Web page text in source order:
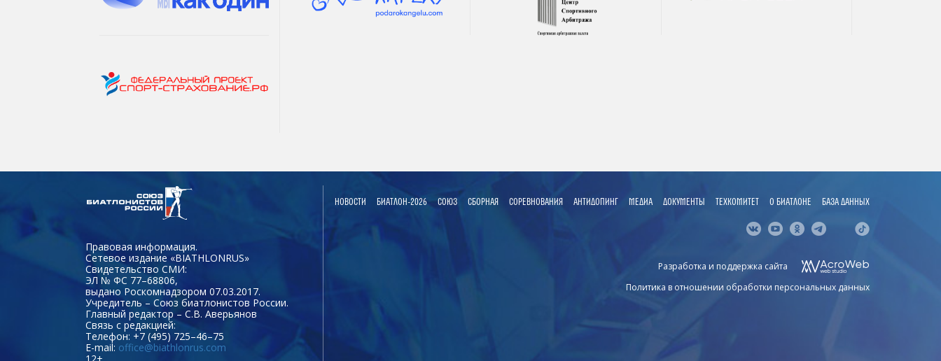
Правовая информация.
Сетевое издание «BIATHLONRUS»
Свидетельство СМИ:
ЭЛ № ФС 77–68806,
выдано Роскомнадзором 07.03.2017.
Учредитель – Союз биатлонистов России.
Главный редактор – С.В. Аверьянов
Связь с редакцией:
Телефон: +7 (495) 725–46–75
E-mail: office@biathlonrus.com
НОВОСТИ БИАТЛОН-2026 СОЮЗ СБОРНАЯ СОРЕВНОВАНИЯ АНТИДОПИНГ МЕДИА ДОКУМЕНТЫ ТЕХКОМИТЕТ О БИАТЛОНЕ БАЗА ДАННЫХ
Разработка и поддержка сайта
Политика в отношении обработки персональных данных